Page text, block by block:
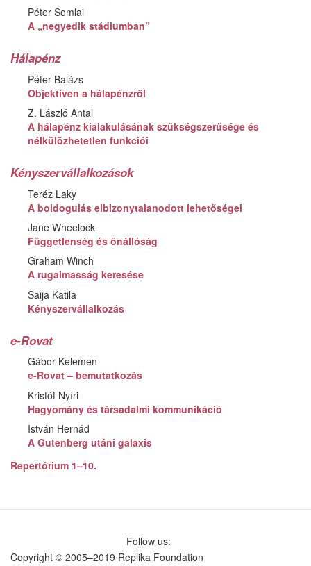
Péter Somlai
A „negyedik stádiumban”
Hálapénz
Péter Balázs
Objektíven a hálapénzről
Z. László Antal
A hálapénz kialakulásának szükségszerűsége és
nélkülözhetetlen funkciói
Kényszervállalkozások
Teréz Laky
A boldogulás elbizonytalanodott lehetőségei
Jane Wheelock
Függetlenség és önállóság
Graham Winch
A rugalmasság keresése
Saija Katila
Kényszervállalkozás
e-Rovat
Gábor Kelemen
e-Rovat – bemutatkozás
Kristóf Nyíri
Hagyomány és társadalmi kommunikáció
István Hernád
A Gutenberg utáni galaxis
Repertórium 1–10.
Follow us:
Copyright © 2005–2019 Replika Foundation